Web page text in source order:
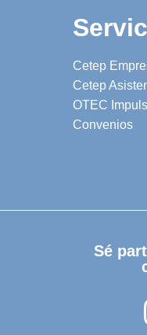
Cetep
Cetep
OTEC
Convenios
Sé